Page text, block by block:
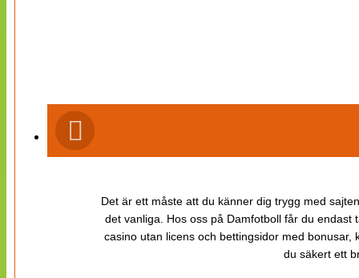
Det är ett måste att du känner dig trygg med
det vanliga. Hos oss på Damfotboll får du
casino utan licens och bettingsidor med
du säkert ett